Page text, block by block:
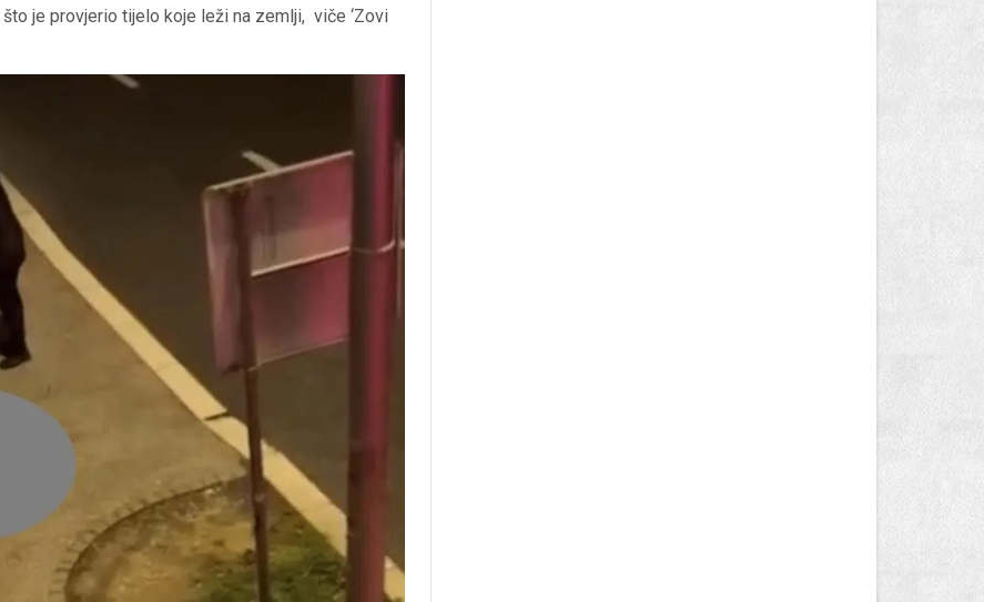
je provjerio tijelo koje leži na zemlji, viče ‘Zovi